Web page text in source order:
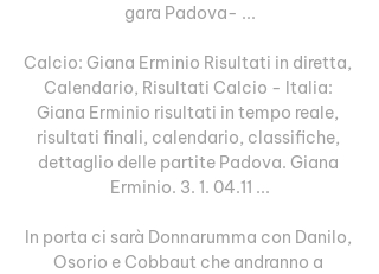
gara Padova- ...
Calcio: Giana Erminio Risultati in diretta,
Calendario, Risultati Calcio - Italia:
Giana Erminio risultati in tempo reale,
risultati finali, calendario, classifiche,
dettaglio delle partite Padova. Giana
Erminio. 3. 1. 04.11 ...
In porta ci sarà Donnarumma con Danilo,
Osorio e Cobbaut che andranno a